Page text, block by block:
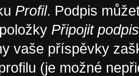
Profil. Podpis
Připojit podpis
vaše příspěvky
(je možné